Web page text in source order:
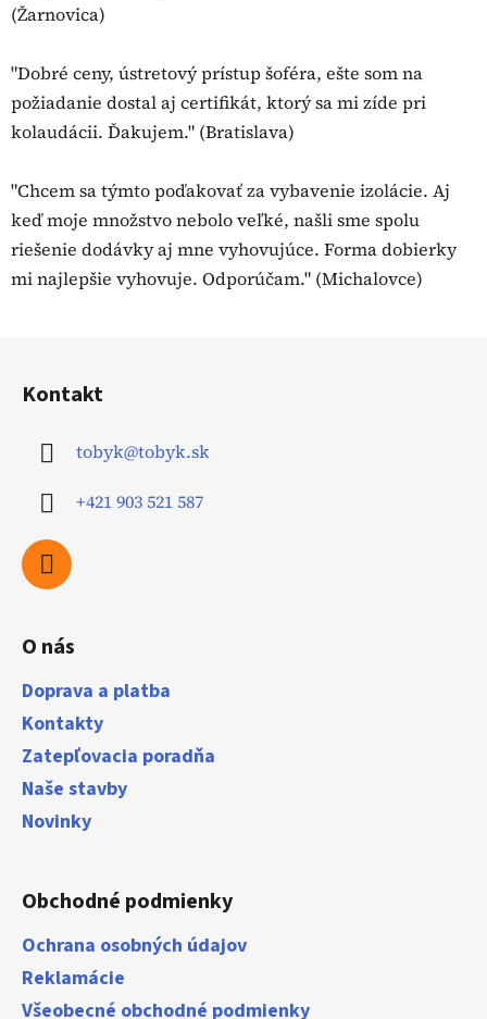
(Žarnovica)
"Dobré ceny, ústretový prístup šoféra, ešte som na
požiadanie dostal aj certifikát, ktorý sa mi zíde pri
kolaudácii. Ďakujem." (Bratislava)
"Chcem sa týmto poďakovať za vybavenie izolácie. Aj
keď moje množstvo nebolo veľké, našli sme spolu
riešenie dodávky aj mne vyhovujúce. Forma dobierky
mi najlepšie vyhovuje. Odporúčam." (Michalovce)
Kontakt
tobyk@tobyk.sk
+421 903 521 587
O nás
Doprava a platba
Kontakty
Zatepľovacia poradňa
Naše stavby
Novinky
Obchodné podmienky
Ochrana osobných údajov
Reklamácie
Všeobecné obchodné podmienky